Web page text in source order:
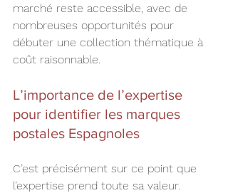
marché reste accessible, avec de
nombreuses opportunités pour
débuter une collection thématique à
coût raisonnable.
L’importance de l’expertise
pour identifier les marques
postales Espagnoles
C’est précisément sur ce point que
l’expertise prend toute sa valeur.